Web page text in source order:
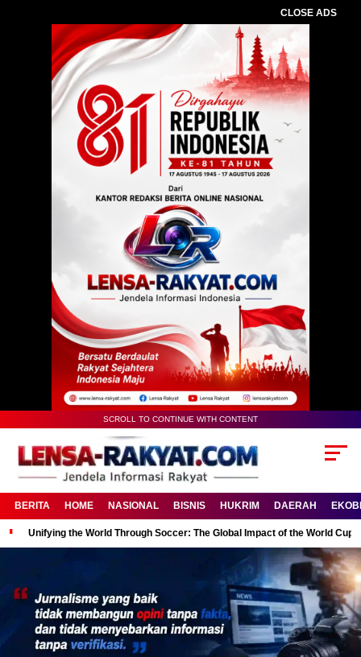
CLOSE ADS
SCROLL TO CONTINUE WITH CONTENT
BERITA HOME NASIONAL BISNIS HUKRIM DAERAH
Unifying the World Through Soccer: The Global Impact of the World Cup